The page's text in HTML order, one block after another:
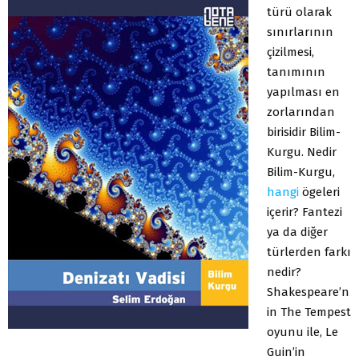
türü olarak
sınırlarının
çizilmesi,
tanımının
yapılması en
zorlarından
birisidir Bilim-
Kurgu. Nedir
Bilim-Kurgu,
hangiögeleri
içerir? Fantezi
ya da diğer
türlerden farkı
nedir?
Shakespeare’n
in The Tempest
oyunu ile, Le
Guin’in